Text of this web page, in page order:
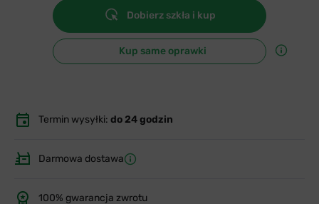
Dobierz szkła i kup
Kup same oprawki
Termin wysyłki: do 24 godzin
Darmowa dostawa
100% gwarancja zwrotu